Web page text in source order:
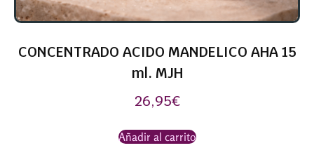
CONCENTRADO ACIDO MANDELICO AHA 15
ml. MJH
26,95€
Añadir al carrito